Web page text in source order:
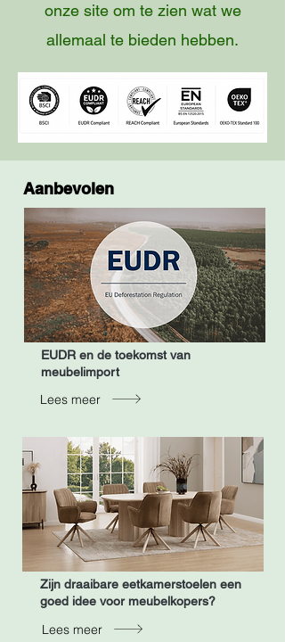
onze site om te zien wat we
allemaal te bieden hebben.
Aanbevolen
EUDR en de toekomst van
meubelimport
Lees meer
Zijn draaibare eetkamerstoelen een
goed idee voor meubelkopers?
Lees meer